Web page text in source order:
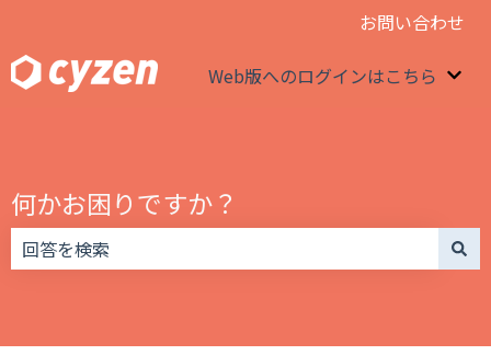
お問い合わせ
Web版へのログインはこちら
何かお困りですか？